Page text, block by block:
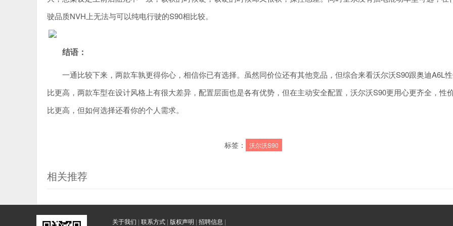
驶品质NVH上无法与可以纯电行驶的S90相比较。
结语：
一通比较下来，两款车孰更得你心，相信你已有选择。虽然同价位还有其他竞品，但综合来看沃尔沃S90跟奥迪A6L
比更高，两款车型在设计风格上有很大差异，配置层面也是各有优势，但在主动安全配置，沃尔沃S90更用心更齐全，性
比更高，但如何选择还看你的个人需求。
标签： 沃尔沃S90
相关推荐
关于我们 | 联系方式 | 版权声明 | 招聘信息 |